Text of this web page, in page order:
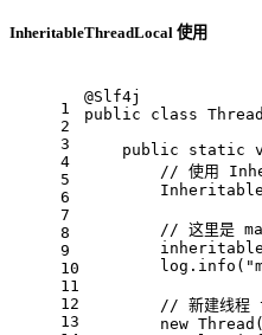
InheritableThreadLocal 使用
1
2
3
4
5
6
7
8
9
10
11
12
13
@Slf4j
public
class
public
static
// 使用
// 这里是
        log.info(
// 新建线程
new